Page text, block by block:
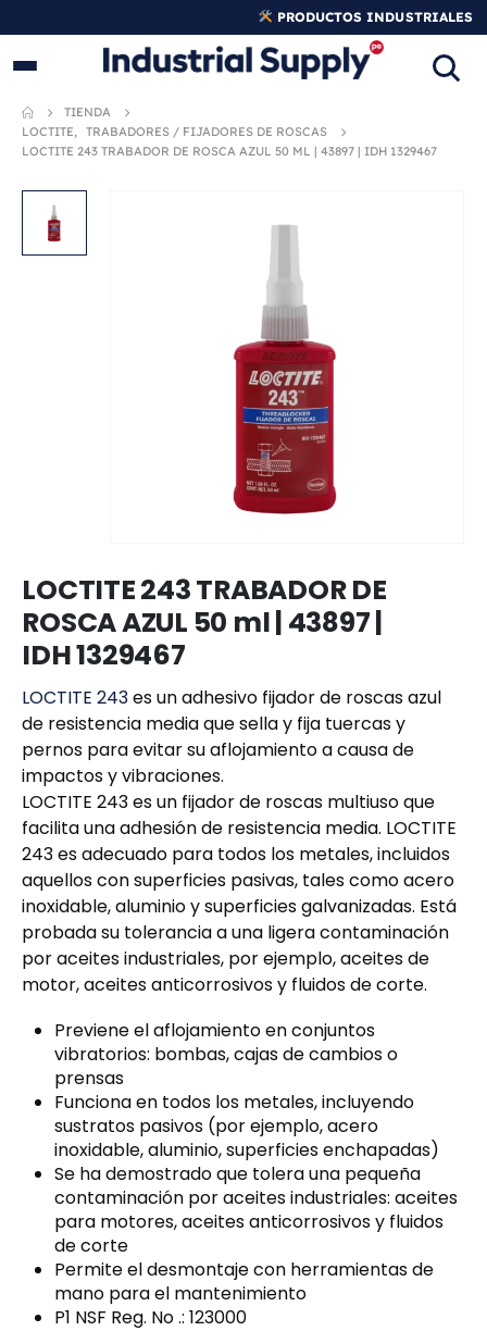
PRODUCTOS INDUSTRIALES
ORIGINALES
TIENDA
LOCTITE, TRABADORES / FIJADORES DE ROSCAS
LOCTITE 243 TRABADOR DE ROSCA AZUL 50 ML | 43897 | IDH 1329467
LOCTITE 243 TRABADOR DE
ROSCA AZUL 50 ml | 43897 |
IDH 1329467
LOCTITE 243es un adhesivo fijador de roscas azul
de resistencia media que sella y fija tuercas y
pernos para evitar su aflojamiento a causa de
impactos y vibraciones.
LOCTITE 243 es un fijador de roscas multiuso que
facilita una adhesión de resistencia media. LOCTITE
243 es adecuado para todos los metales, incluidos
aquellos con superficies pasivas, tales como acero
inoxidable, aluminio y superficies galvanizadas. Está
probada su tolerancia a una ligera contaminación
por aceites industriales, por ejemplo, aceites de
motor, aceites anticorrosivos y fluidos de corte.
Previene el aflojamiento en conjuntos
vibratorios: bombas, cajas de cambios o
prensas
Funciona en todos los metales, incluyendo
sustratos pasivos (por ejemplo, acero
inoxidable, aluminio, superficies enchapadas)
Se ha demostrado que tolera una pequeña
contaminación por aceites industriales: aceites
para motores, aceites anticorrosivos y fluidos
de corte
Permite el desmontaje con herramientas de
mano para el mantenimiento
P1 NSF Reg. No .: 123000